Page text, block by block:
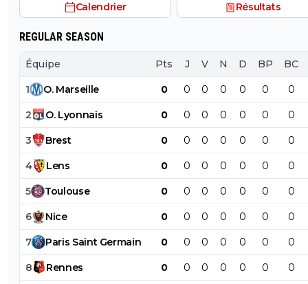
Calendrier Résultats
REGULAR SEASON
Équipe Pts J V N D BP BC
1 O. Marseille 0 0 0 0 0 0 0
2 O. Lyonnais 0 0 0 0 0 0 0
3 Brest 0 0 0 0 0 0 0
4 Lens 0 0 0 0 0 0 0
5 Toulouse 0 0 0 0 0 0 0
6 Nice 0 0 0 0 0 0 0
7 Paris Saint Germain 0 0 0 0 0 0 0
8 Rennes 0 0 0 0 0 0 0